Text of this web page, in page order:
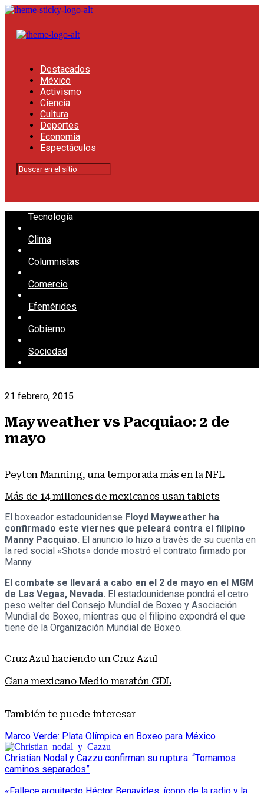
Destacados
México
Activismo
Ciencia
Cultura
Deportes
Economía
Espectáculos
Tecnología
Clima
Columnistas
Comercio
Efemérides
Gobierno
Sociedad
21 febrero, 2015
Mayweather vs Pacquiao: 2 de
mayo
Peyton Manning, una temporada más en la NFL
Más de 14 millones de mexicanos usan tablets
El boxeador estadounidense Floyd Mayweather ha
confirmado este viernes que peleará contra el filipino
Manny Pacquiao. El anuncio lo hizo a través de su cuenta en
la red social «Shots» donde mostró el contrato firmado por
Manny.
El combate se llevará a cabo en el 2 de mayo en el MGM
de Las Vegas, Nevada. El estadounidense pondrá el cetro
peso welter del Consejo Mundial de Boxeo y Asociación
Mundial de Boxeo, mientras que el filipino expondrá el que
tiene de la Organización Mundial de Boxeo.
Cruz Azul haciendo un Cruz Azul
Gana mexicano Medio maratón GDL
También te puede interesar
Marco Verde: Plata Olímpica en Boxeo para México
Christian Nodal y Cazzu confirman su ruptura: “Tomamos
caminos separados”